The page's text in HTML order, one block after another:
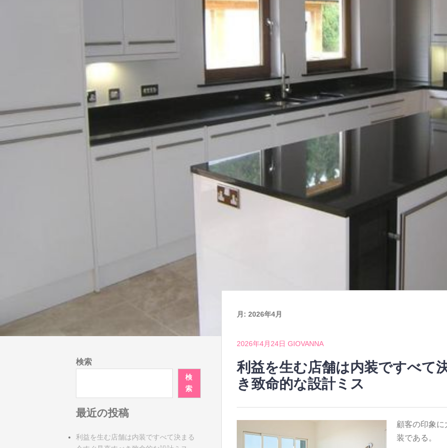
月:2026年4月
2026年4月24日 GIOVANNA
利益を生む店舗は内装ですべて
き致命的な設計ミス
顧客の印象
装である。
検索
検
索
最近の投稿
利益を生む店舗は内装ですべて決まる